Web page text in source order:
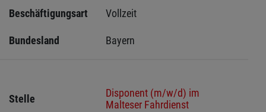
Beschäftigungsart Vollzeit
Bundesland Bayern
Stelle
Disponent (m/w/d) im
Malteser Fahrdienst